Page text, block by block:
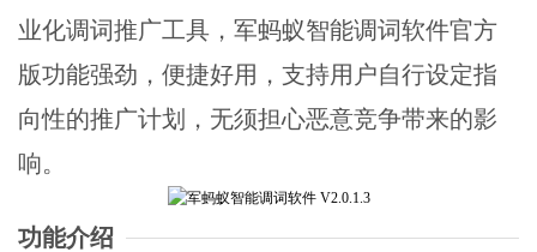
业化调词推广工具，军蚂蚁智能调词软件官方
版功能强劲，便捷好用，支持用户自行设定指
向性的推广计划，无须担心恶意竞争带来的影
响。
功能介绍